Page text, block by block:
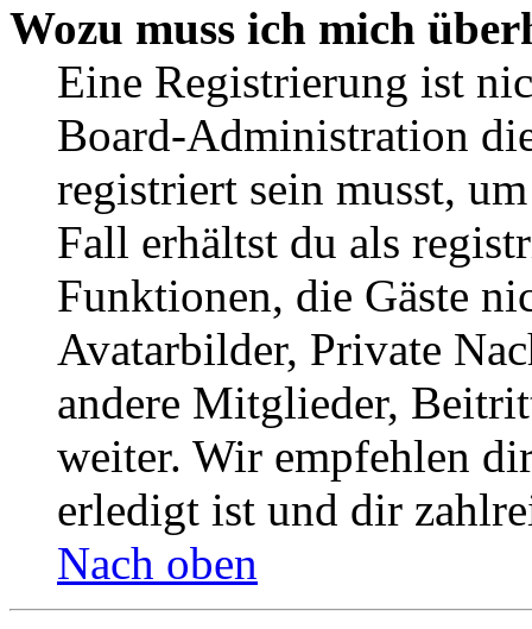
Wozu muss ich mich
Eine Registrierung ist
Board-Administration
registriert sein musst,
Fall erhältst du als
Funktionen, die Gäste
Avatarbilder, Private
andere Mitglieder,
weiter. Wir empfehlen
erledigt ist und dir
Nach oben